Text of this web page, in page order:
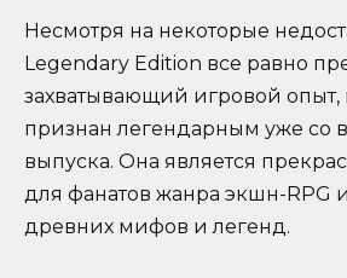
Несмотря на некоторые
Legendary Edition все равно
захватывающий игровой опыт,
признан легендарным уже со
выпуска. Она является
для фанатов жанра экшн-RPG
древних мифов и легенд.